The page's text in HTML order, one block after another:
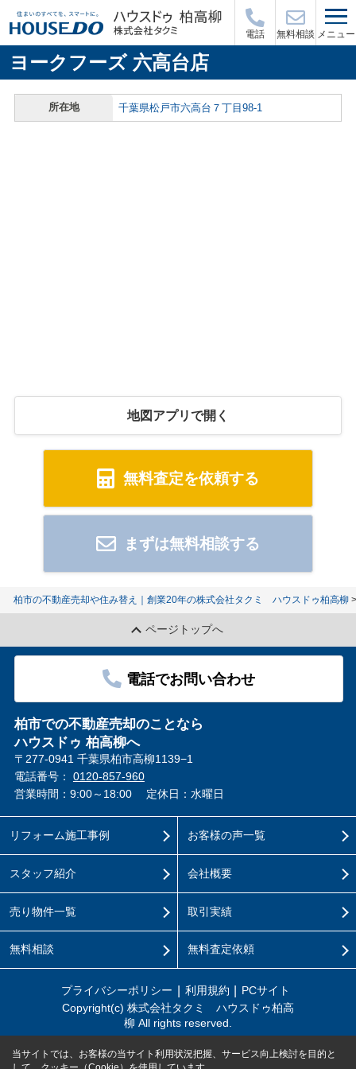
電話 無料相談 メニュー
ヨークフーズ 六高台店
所在地 千葉県松戸市六高台７丁目98-1
地図アプリで開く
無料査定を依頼する
まずは無料相談する
柏市の不動産売却や住み替え｜創業20年の株式会社タクミ ハウスドゥ柏高柳
ページトップへ
電話でお問い合わせ
柏市での不動産売却のことなら
ハウスドゥ 柏高柳へ
〒277-0941 千葉県柏市高柳1139−1
電話番号： 0120-857-960
営業時間：9:00～18:00
定休日：水曜日
リフォーム施工事例
スタッフ紹介
売り物件一覧
無料相談
お客様の声一覧
会社概要
取引実績
無料査定依頼
プライバシーポリシー 利用規約
PCサイト
Copyright(c) 株式会社タクミ ハウスドゥ柏高
柳 All rights reserved.
当サイトでは、お客様の当サイト利用状況把握、サービス向上検討を目的と